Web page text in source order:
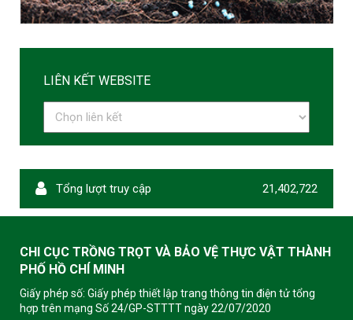
LIÊN KẾT WEBSITE
Tổng lượt truy cập 21,402,722
CHI CỤC TRỒNG TRỌT VÀ BẢO VỆ THỰC VẬT THÀNH
PHỐ HỒ CHÍ MINH
Giấy phép số: Giấy phép thiết lập trang thông tin điện tử tổng
hợp trên mạng Số 24/GP-STTTT ngày 22/07/2020